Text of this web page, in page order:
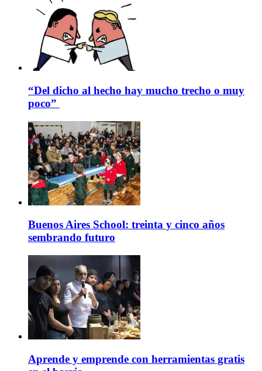
“Del dicho al hecho hay mucho trecho o muy
poco”
Buenos Aires School: treinta y cinco años
sembrando futuro
Aprende y emprende con herramientas gratis